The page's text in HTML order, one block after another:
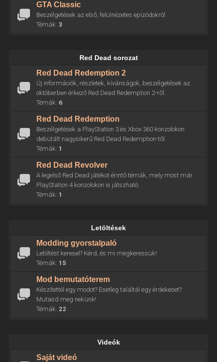
GTA Classic
Beszélgetések az első, felülnézetes epizódokról.
Témák: 3
Red Dead sorozat
Red Dead Redemption 2
Új információk, részletek, kívánságok, beszélgetések az
októberben érkező Red Dead Redemption 2-ről.
Témák: 6
Red Dead Redemption
Beszélgetések a PlayStation 3 és Xbox 360 konzolokon
debütált nagysikerű Red Dead Redemption-től.
Témák: 1
Red Dead Revolver
A legelső Red Dead játékot érintő témák, mely most már
PlayStation 4 konzolokon is játszható.
Témák: 1
Letöltések
Modding gyorstalpaló
Letöltést keresel? Kérd, és mi megkeressük!
Témák: 15
Mod bemutatóterem
Készítettél egy modot? Esetleg találtál egy érdekeset?
Mutasd meg nekünk!
Témák: 22
Videók
Saját videó